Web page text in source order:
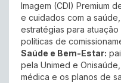
Imagem (CDI) Premium
e cuidados com a
estratégias para
políticas de
Saúde e Bem-Estar:
pela Unimed e
médica e os planos de